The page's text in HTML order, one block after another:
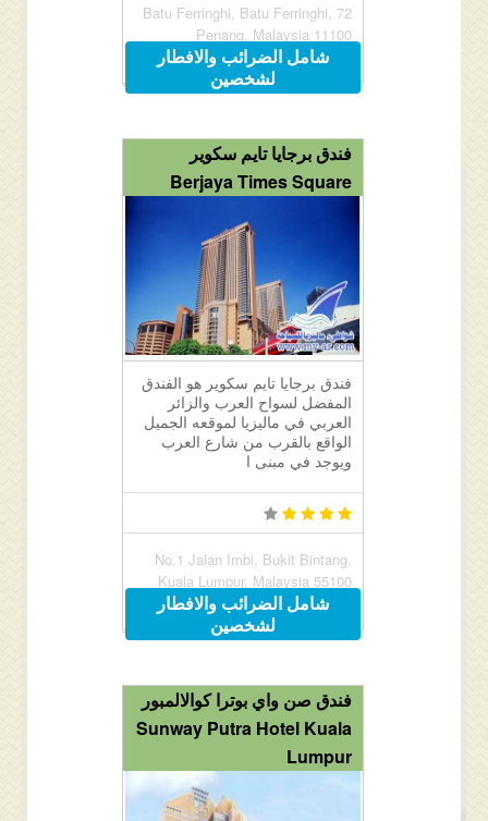
72 Batu Ferringhi, Batu Ferringhi,
Penang, Malaysia 11100
شامل الضرائب والافطار
لشخصين
فندق برجايا تايم سكوير
Berjaya Times Square
فندق برجايا تايم سكوير هو الفندق
المفضل لسواح العرب والزائر
العربي في ماليزيا لموقعه الجميل
الواقع بالقرب من شارع العرب
ويوجد في مبنى ا
No.1 Jalan Imbi, Bukit Bintang,
Kuala Lumpur, Malaysia 55100
شامل الضرائب والافطار
لشخصين
فندق صن واي بوترا كوالالمبور
Sunway Putra Hotel Kuala
Lumpur